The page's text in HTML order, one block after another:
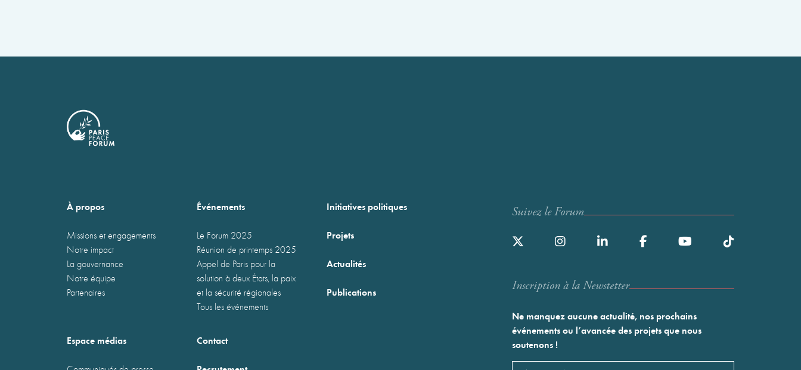
À propos
Missions et engagements
Notre impact
La gouvernance
Notre équipe
Partenaires
Événements
Le Forum 2025
Réunion de printemps 2025
Appel de Paris pour la
solution à deux États, la paix
et la sécurité régionales
Tous les événements
Initiatives politiques
Projets
Actualités
Publications
Espace médias Contact
Suivez le Forum
Inscription à la Newstetter
Ne manquez aucune actualité, nos prochains
événements ou l’avancée des projets que nous
soutenons !
Email